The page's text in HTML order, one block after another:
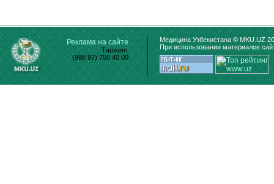
Реклама на сайте
Ташкент
(998 97) 750 40 00
Медицина Узбекистана © MKU.UZ
При использовании материалов